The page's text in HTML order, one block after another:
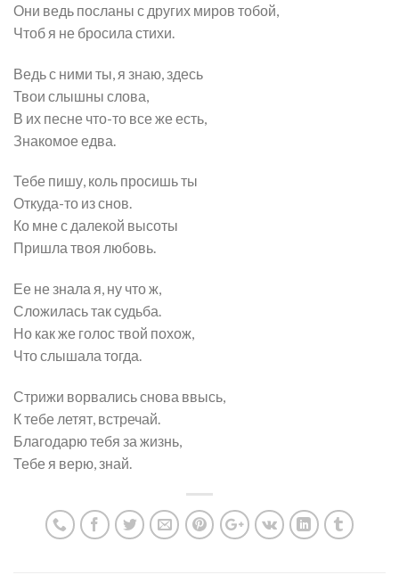
Они ведь посланы с других миров тобой,
Чтоб я не бросила стихи.
Ведь с ними ты, я знаю, здесь
Твои слышны слова,
В их песне что-то все же есть,
Знакомое едва.
Тебе пишу, коль просишь ты
Откуда-то из снов.
Ко мне с далекой высоты
Пришла твоя любовь.
Ее не знала я, ну что ж,
Сложилась так судьба.
Но как же голос твой похож,
Что слышала тогда.
Стрижи ворвались снова ввысь,
К тебе летят, встречай.
Благодарю тебя за жизнь,
Тебе я верю, знай.